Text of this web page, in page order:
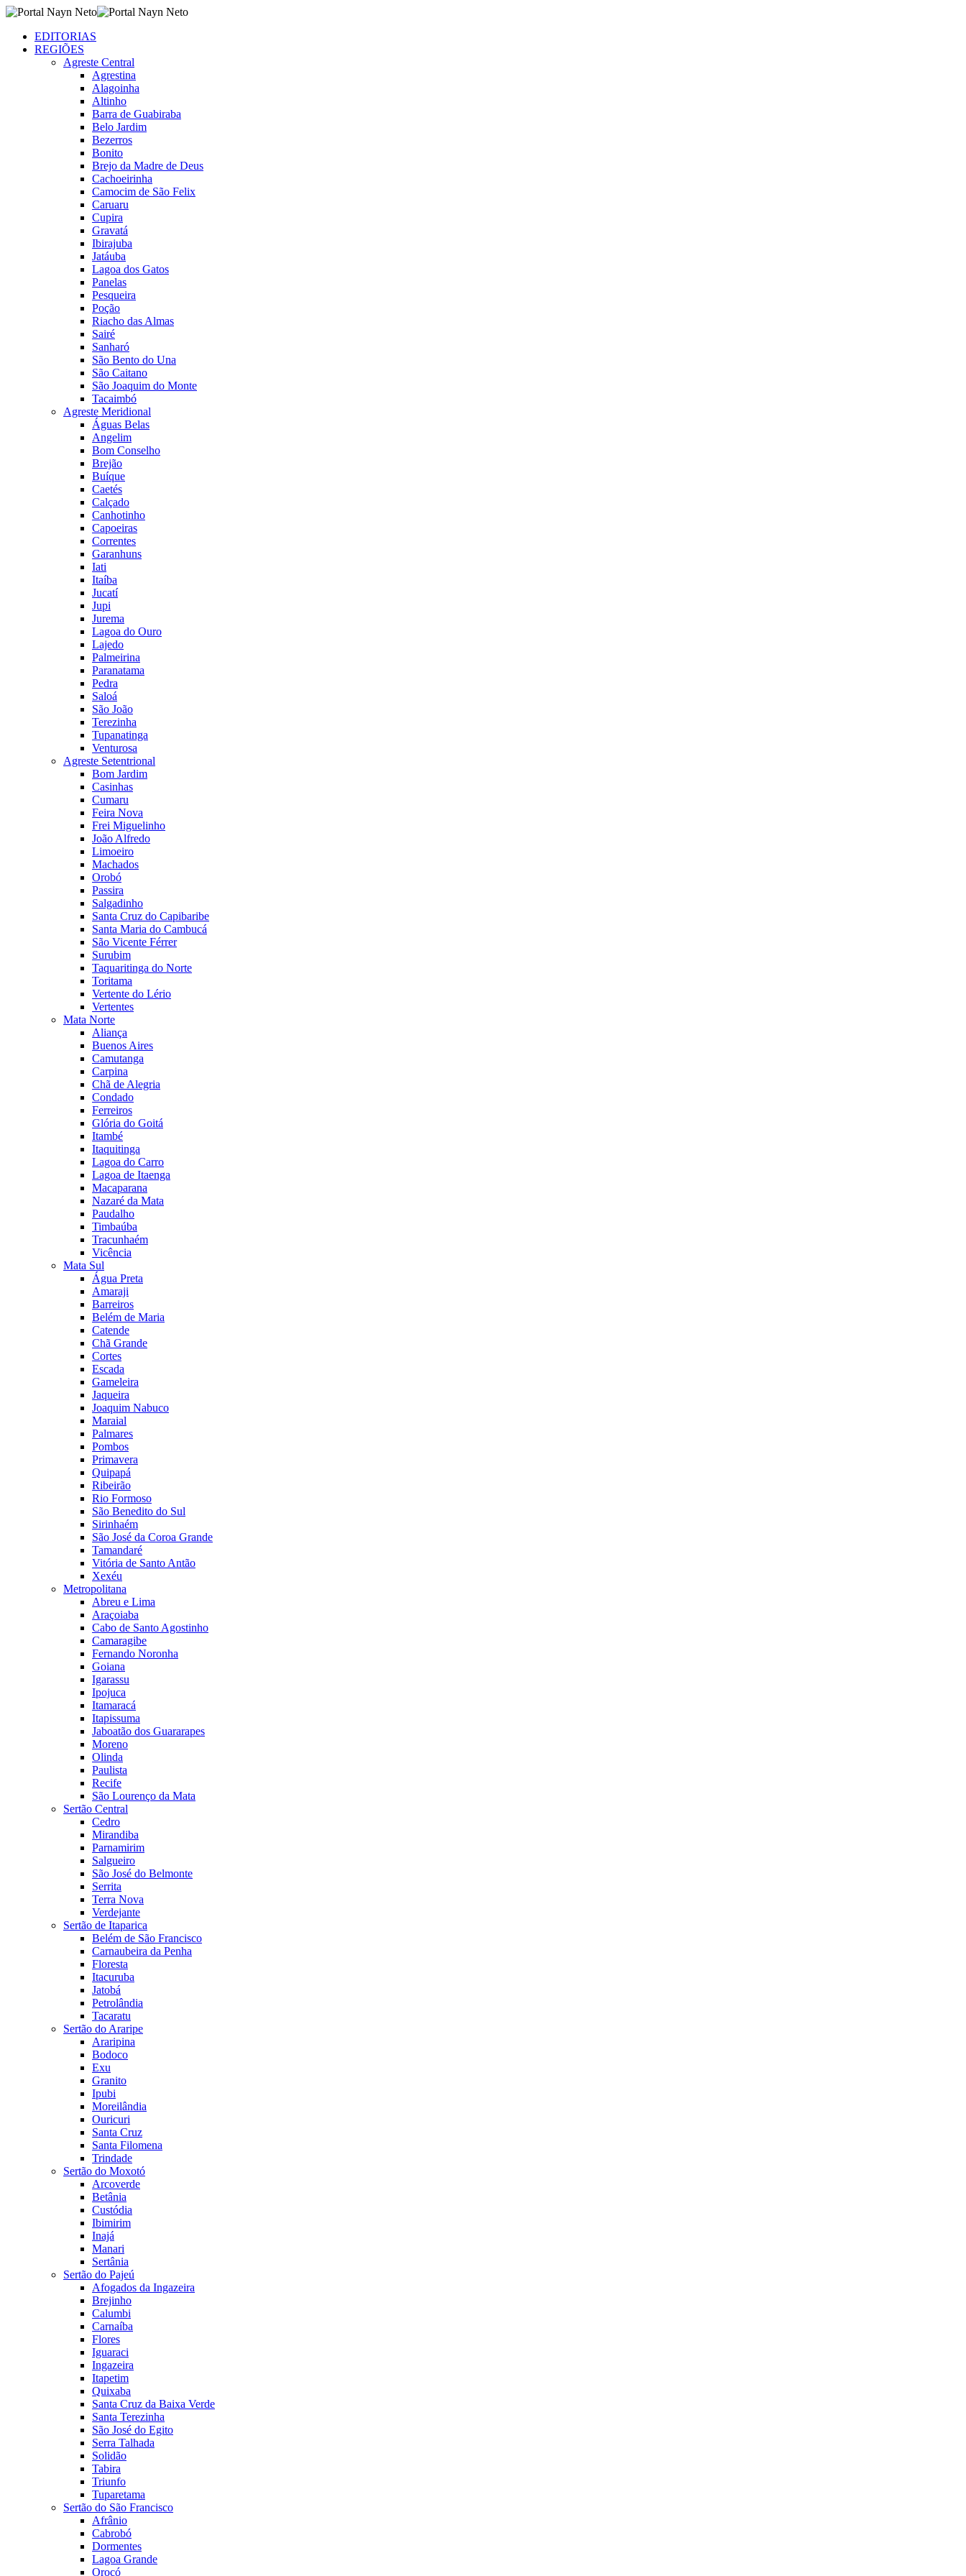
EDITORIAS
REGIÕES
Agreste Central
Agrestina
Alagoinha
Altinho
Barra de Guabiraba
Belo Jardim
Bezerros
Bonito
Brejo da Madre de Deus
Cachoeirinha
Camocim de São Felix
Caruaru
Cupira
Gravatá
Ibirajuba
Jatáuba
Lagoa dos Gatos
Panelas
Pesqueira
Poção
Riacho das Almas
Sairé
Sanharó
São Bento do Una
São Caitano
São Joaquim do Monte
Tacaimbó
Agreste Meridional
Águas Belas
Angelim
Bom Conselho
Brejão
Buíque
Caetés
Calçado
Canhotinho
Capoeiras
Correntes
Garanhuns
Iati
Itaíba
Jucatí
Jupi
Jurema
Lagoa do Ouro
Lajedo
Palmeirina
Paranatama
Pedra
Saloá
São João
Terezinha
Tupanatinga
Venturosa
Agreste Setentrional
Bom Jardim
Casinhas
Cumaru
Feira Nova
Frei Miguelinho
João Alfredo
Limoeiro
Machados
Orobó
Passira
Salgadinho
Santa Cruz do Capibaribe
Santa Maria do Cambucá
São Vicente Férrer
Surubim
Taquaritinga do Norte
Toritama
Vertente do Lério
Vertentes
Mata Norte
Aliança
Buenos Aires
Camutanga
Carpina
Chã de Alegria
Condado
Ferreiros
Glória do Goitá
Itambé
Itaquitinga
Lagoa do Carro
Lagoa de Itaenga
Macaparana
Nazaré da Mata
Paudalho
Timbaúba
Tracunhaém
Vicência
Mata Sul
Água Preta
Amaraji
Barreiros
Belém de Maria
Catende
Chã Grande
Cortes
Escada
Gameleira
Jaqueira
Joaquim Nabuco
Maraial
Palmares
Pombos
Primavera
Quipapá
Ribeirão
Rio Formoso
São Benedito do Sul
Sirinhaém
São José da Coroa Grande
Tamandaré
Vitória de Santo Antão
Xexéu
Metropolitana
Abreu e Lima
Araçoiaba
Cabo de Santo Agostinho
Camaragibe
Fernando Noronha
Goiana
Igarassu
Ipojuca
Itamaracá
Itapissuma
Jaboatão dos Guararapes
Moreno
Olinda
Paulista
Recife
São Lourenço da Mata
Sertão Central
Cedro
Mirandiba
Parnamirim
Salgueiro
São José do Belmonte
Serrita
Terra Nova
Verdejante
Sertão de Itaparica
Belém de São Francisco
Carnaubeira da Penha
Floresta
Itacuruba
Jatobá
Petrolândia
Tacaratu
Sertão do Araripe
Araripina
Bodoco
Exu
Granito
Ipubi
Moreilândia
Ouricuri
Santa Cruz
Santa Filomena
Trindade
Sertão do Moxotó
Arcoverde
Betânia
Custódia
Ibimirim
Inajá
Manari
Sertânia
Sertão do Pajeú
Afogados da Ingazeira
Brejinho
Calumbi
Carnaíba
Flores
Iguaraci
Ingazeira
Itapetim
Quixaba
Santa Cruz da Baixa Verde
Santa Terezinha
São José do Egito
Serra Talhada
Solidão
Tabira
Triunfo
Tuparetama
Sertão do São Francisco
Afrânio
Cabrobó
Dormentes
Lagoa Grande
Orocó